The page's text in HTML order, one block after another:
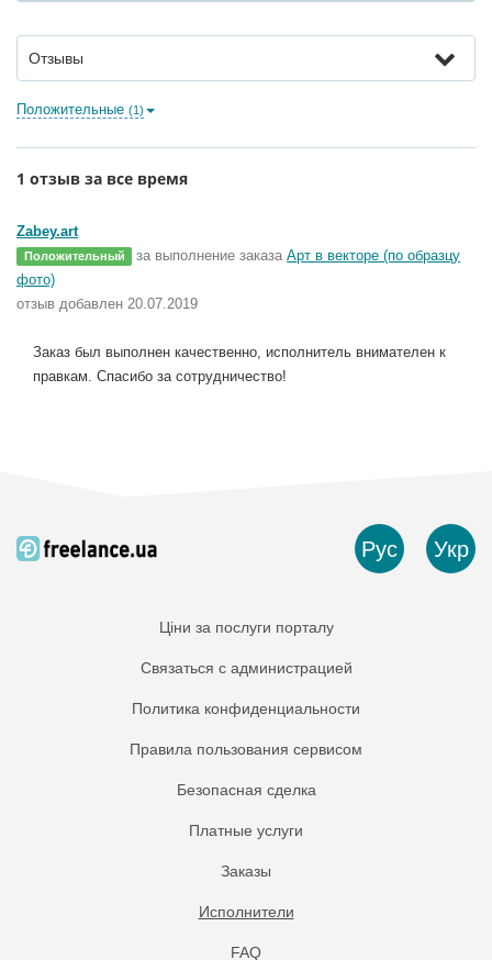
Отзывы
Положительные (1)
1 отзыв за все время
Zabey.art
Положительный за выполнение заказаАрт в векторе (по образцу
фото)
отзыв добавлен 20.07.2019
Заказ был выполнен качественно, исполнитель внимателен к
правкам. Спасибо за сотрудничество!
Рус Укр
Ціни за послуги порталу
Связаться с администрацией
Политика конфиденциальности
Правила пользования сервисом
Безопасная сделка
Платные услуги
Заказы
Исполнители
FAQ